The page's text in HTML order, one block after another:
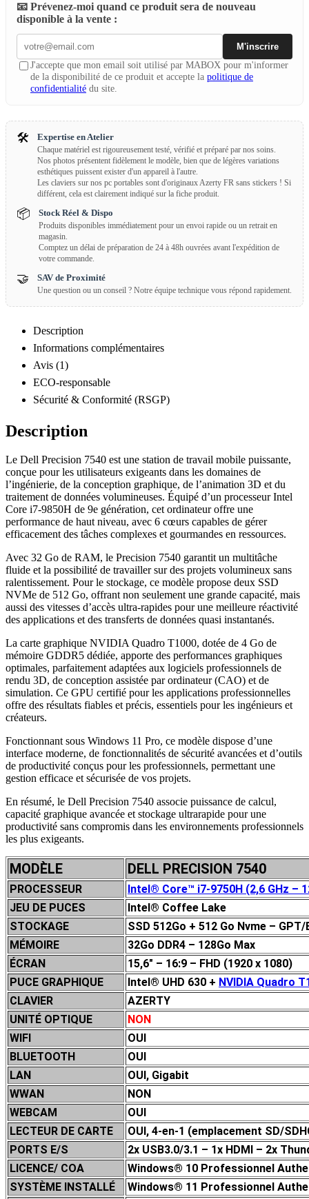
📧 Prévenez-moi quand ce produit sera de nouveau
disponible à la vente :
M'inscrire
J'accepte que mon email soit utilisé par MABOX pour m'informer
de la disponibilité de ce produit et accepte la politique de
confidentialité du site.
🛠️ Expertise en Atelier
Chaque matériel est rigoureusement testé, vérifié et préparé par nos soins.
Nos photos présentent fidèlement le modèle, bien que de légères variations
esthétiques puissent exister d'un appareil à l'autre.
Les claviers sur nos pc portables sont d'originaux Azerty FR sans stickers ! Si
différent, cela est clairement indiqué sur la fiche produit.
📦 Stock Réel & Dispo
Produits disponibles immédiatement pour un envoi rapide ou un retrait en
magasin.
Comptez un délai de préparation de 24 à 48h ouvrées avant l'expédition de
votre commande.
🤝 SAV de Proximité
Une question ou un conseil ? Notre équipe technique vous répond rapidement.
Description
Informations complémentaires
Avis (1)
ECO-responsable
Sécurité & Conformité (RSGP)
Description
Le Dell Precision 7540 est une station de travail mobile puissante,
conçue pour les utilisateurs exigeants dans les domaines de
l’ingénierie, de la conception graphique, de l’animation 3D et du
traitement de données volumineuses. Équipé d’un processeur Intel
Core i7-9850H de 9e génération, cet ordinateur offre une
performance de haut niveau, avec 6 cœurs capables de gérer
efficacement des tâches complexes et gourmandes en ressources.
Avec 32 Go de RAM, le Precision 7540 garantit un multitâche
fluide et la possibilité de travailler sur des projets volumineux sans
ralentissement. Pour le stockage, ce modèle propose deux SSD
NVMe de 512 Go, offrant non seulement une grande capacité, mais
aussi des vitesses d’accès ultra-rapides pour une meilleure réactivité
des applications et des transferts de données quasi instantanés.
La carte graphique NVIDIA Quadro T1000, dotée de 4 Go de
mémoire GDDR5 dédiée, apporte des performances graphiques
optimales, parfaitement adaptées aux logiciels professionnels de
rendu 3D, de conception assistée par ordinateur (CAO) et de
simulation. Ce GPU certifié pour les applications professionnelles
offre des résultats fiables et précis, essentiels pour les ingénieurs et
créateurs.
Fonctionnant sous Windows 11 Pro, ce modèle dispose d’une
interface moderne, de fonctionnalités de sécurité avancées et d’outils
de productivité conçus pour les professionnels, permettant une
gestion efficace et sécurisée de vos projets.
En résumé, le Dell Precision 7540 associe puissance de calcul,
capacité graphique avancée et stockage ultrarapide pour une
productivité sans compromis dans les environnements professionnels
les plus exigeants.
MODÈLE DELL PRECISION 7540
PROCESSEUR
Intel® Core™ i7-9750H (2,6 GHz –
JEU DE PUCES
Intel® Coffee Lake
STOCKAGE
SSD 512Go + 512 Go Nvme – GPT/
MÉMOIRE
32Go DDR4 – 128Go Max
ÉCRAN
15,6″ – 16:9 – FHD (1920 x 1080)
PUCE GRAPHIQUE
Intel® UHD 630 + NVIDIA Quadro
CLAVIER
AZERTY
UNITÉ OPTIQUE
NON
WIFI
OUI
BLUETOOTH
OUI
LAN
OUI, Gigabit
WWAN
NON
WEBCAM
OUI
LECTEUR DE CARTE
OUI, 4-en-1 (emplacement SD/
PORTS E/S
2x USB3.0/3.1 – 1x HDMI – 2x
LICENCE/ COA
Windows® 10 Professionnel
SYSTÈME INSTALLÉ
Windows® 11 Professionnel